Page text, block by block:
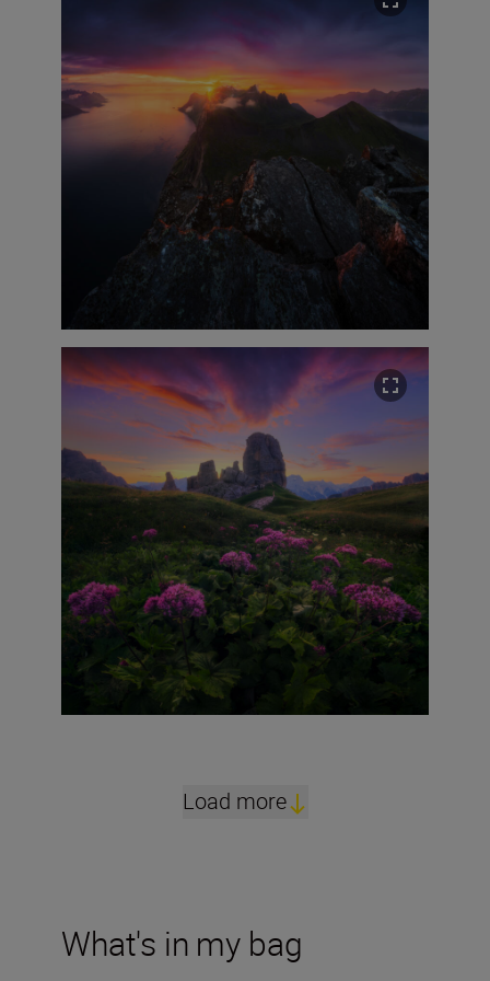
Load more
What's in my bag